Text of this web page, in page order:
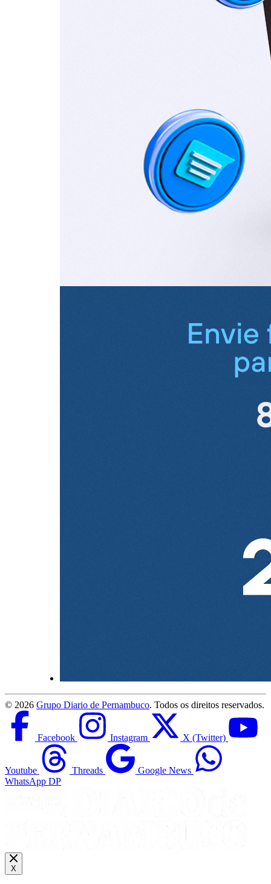
© 2026 Grupo Diario de Pernambuco. Todos os direitos reservados.
Facebook Instagram X (Twitter)
Youtube Threads
Google News
WhatsApp DP
X